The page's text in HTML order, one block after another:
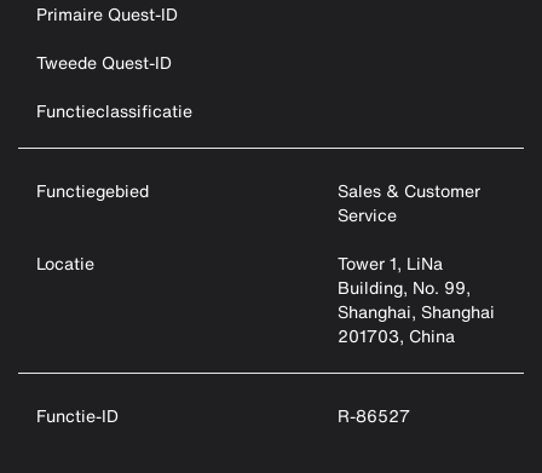
Primaire Quest-ID
Tweede Quest-ID
Functieclassificatie
Functiegebied
Sales & Customer
Service
Locatie
Tower 1, LiNa
Building, No. 99,
Shanghai, Shanghai
201703, China
Functie-ID R-86527